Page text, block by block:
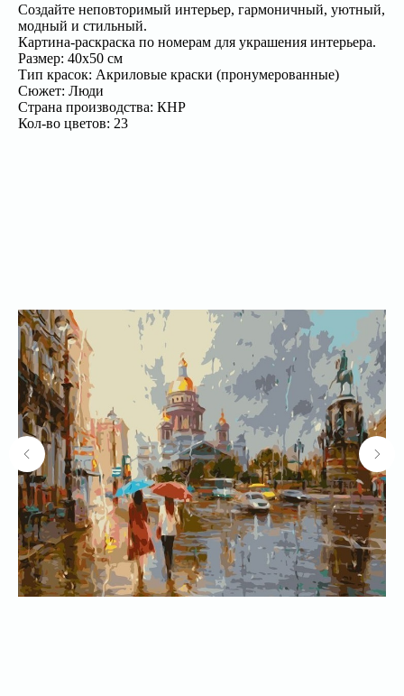
Создайте неповторимый интерьер, гармоничный, уютный,
модный и стильный.
Картина-раскраска по номерам для украшения интерьера.
Размер: 40х50 см
Тип красок: Акриловые краски (пронумерованные)
Сюжет: Люди
Страна производства: КНР
Кол-во цветов: 23